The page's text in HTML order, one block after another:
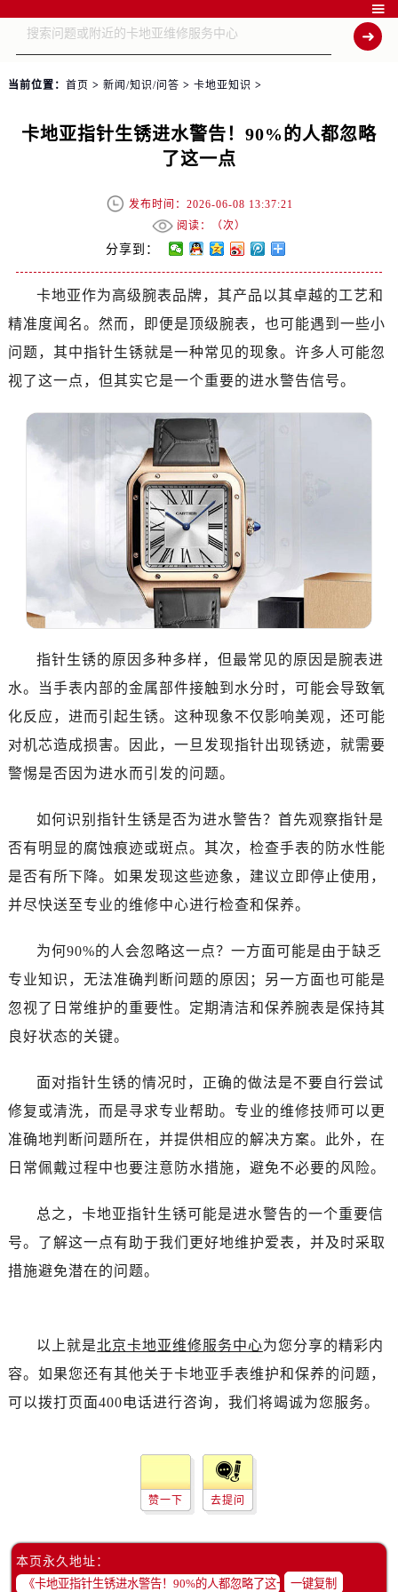

当前位置： 首页 > 新闻/知识/问答 > 卡地亚知识 >
卡地亚指针生锈进水警告！90%的人都忽略
了这一点
发布时间：2026-06-08 13:37:21
阅读：（次）
分享到：
卡地亚作为高级腕表品牌，其产品以其卓越的工艺和
精准度闻名。然而，即便是顶级腕表，也可能遇到一些小
问题，其中指针生锈就是一种常见的现象。许多人可能忽
视了这一点，但其实它是一个重要的进水警告信号。
指针生锈的原因多种多样，但最常见的原因是腕表进
水。当手表内部的金属部件接触到水分时，可能会导致氧
化反应，进而引起生锈。这种现象不仅影响美观，还可能
对机芯造成损害。因此，一旦发现指针出现锈迹，就需要
警惕是否因为进水而引发的问题。
如何识别指针生锈是否为进水警告？首先观察指针是
否有明显的腐蚀痕迹或斑点。其次，检查手表的防水性能
是否有所下降。如果发现这些迹象，建议立即停止使用，
并尽快送至专业的维修中心进行检查和保养。
为何90%的人会忽略这一点？一方面可能是由于缺乏
专业知识，无法准确判断问题的原因；另一方面也可能是
忽视了日常维护的重要性。定期清洁和保养腕表是保持其
良好状态的关键。
面对指针生锈的情况时，正确的做法是不要自行尝试
修复或清洗，而是寻求专业帮助。专业的维修技师可以更
准确地判断问题所在，并提供相应的解决方案。此外，在
日常佩戴过程中也要注意防水措施，避免不必要的风险。
总之，卡地亚指针生锈可能是进水警告的一个重要信
号。了解这一点有助于我们更好地维护爱表，并及时采取
措施避免潜在的问题。
以上就是北京卡地亚维修服务中心为您分享的精彩内
容。如果您还有其他关于卡地亚手表维护和保养的问题，
可以拨打页面400电话进行咨询，我们将竭诚为您服务。
赞一下 去提问
本页永久地址：
一键复制